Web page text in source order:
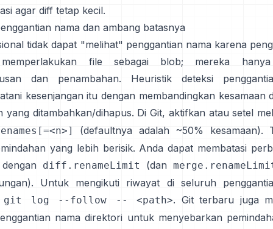
agar diff tetap kecil.
nama dan ambang batasnya
tidak dapat "melihat" penggantian nama karena
file sebagai blob; mereka
dan penambahan.
Heuristik deteksi
kesenjangan itu dengan membandingkan kesamaan
yang ditambahkan/dihapus. Di Git, aktifkan atau setel
(defaultnya adalah ~50% kesamaan).
yang lebih berisik. Anda dapat membatasi
dengan diff.renameLimit (dan
Untuk mengikuti riwayat di seluruh
git log --follow -- <path>. Git terbaru juga
nama direktori untuk menyebarkan